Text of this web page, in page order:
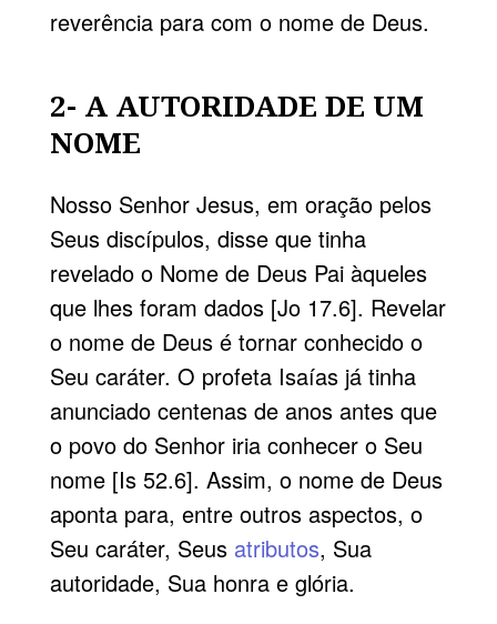
reverência para com o nome de Deus.
2- A AUTORIDADE DE UM
NOME
Nosso Senhor Jesus, em oração pelos
Seus discípulos, disse que tinha
revelado o Nome de Deus Pai àqueles
que lhes foram dados [Jo 17.6]. Revelar
o nome de Deus é tornar conhecido o
Seu caráter. O profeta Isaías já tinha
anunciado centenas de anos antes que
o povo do Senhor iria conhecer o Seu
nome [Is 52.6]. Assim, o nome de Deus
aponta para, entre outros aspectos, o
Seu caráter, Seus atributos, Sua
autoridade, Sua honra e glória.